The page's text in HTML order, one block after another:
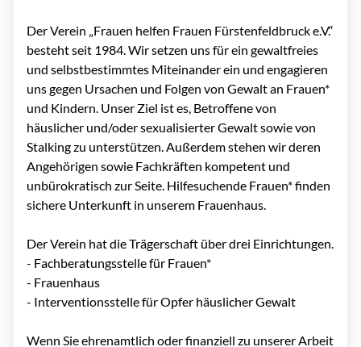
Der Verein „Frauen helfen Frauen Fürstenfeldbruck e.V.“
besteht seit 1984. Wir setzen uns für ein gewaltfreies
und selbstbestimmtes Miteinander ein und engagieren
uns gegen Ursachen und Folgen von Gewalt an Frauen*
und Kindern. Unser Ziel ist es, Betroffene von
häuslicher und/oder sexualisierter Gewalt sowie von
Stalking zu unterstützen. Außerdem stehen wir deren
Angehörigen sowie Fachkräften kompetent und
unbürokratisch zur Seite. Hilfesuchende Frauen* finden
sichere Unterkunft in unserem Frauenhaus.
Der Verein hat die Trägerschaft über drei Einrichtungen.
- Fachberatungsstelle für Frauen*
- Frauenhaus
- Interventionsstelle für Opfer häuslicher Gewalt
Wenn Sie ehrenamtlich oder finanziell zu unserer Arbeit